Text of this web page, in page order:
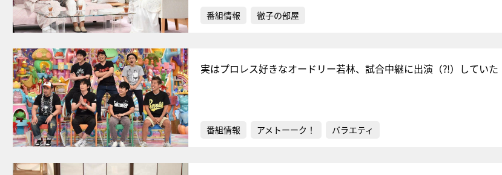
番組情報 徹子の部屋
実はプロレス好きなオードリー若林、試合中継に出演（⁈）していた
番組情報 アメトーーク！ バラエティ